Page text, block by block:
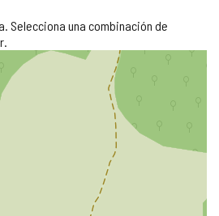
Selecciona una combinación de